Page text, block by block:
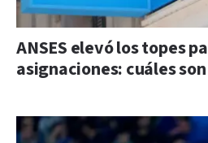
ANSES elevó los topes
asignaciones: cuáles